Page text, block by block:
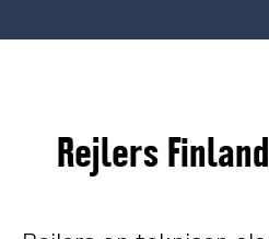
Rejlers